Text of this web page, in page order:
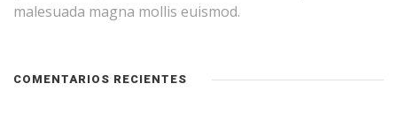
malesuada magna mollis euismod.
COMENTARIOS RECIENTES